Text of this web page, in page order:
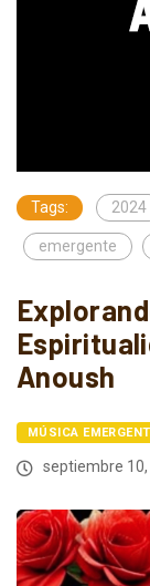
Tags: 2024
emergente
Anoush
MÚSICA
septiembre